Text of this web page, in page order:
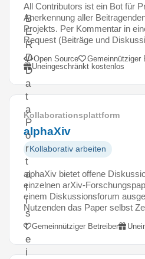
B
E
R
D
D
a
t
a
P
o
r
t
a
l
i
s
t
e
i
All Contributors ist ein Bot für
Anerkennung aller
Projekts. Per Kommentar in
Request (Beiträge und
Open Source
Gemeinnütziger
Uneingeschränkt kostenlos
Kollaborationsplattform
alphaXiv
Kollaborativ arbeiten
alphaXiv bietet offene
einzelnen arXiv-
einem Diskussionsforum
Nutzenden das Paper selbst
Gemeinnütziger Betreiber